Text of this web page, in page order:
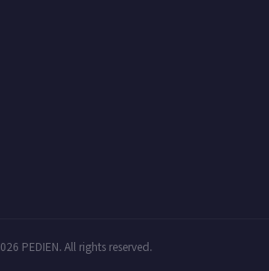
PEDIEN. All rights reserved.